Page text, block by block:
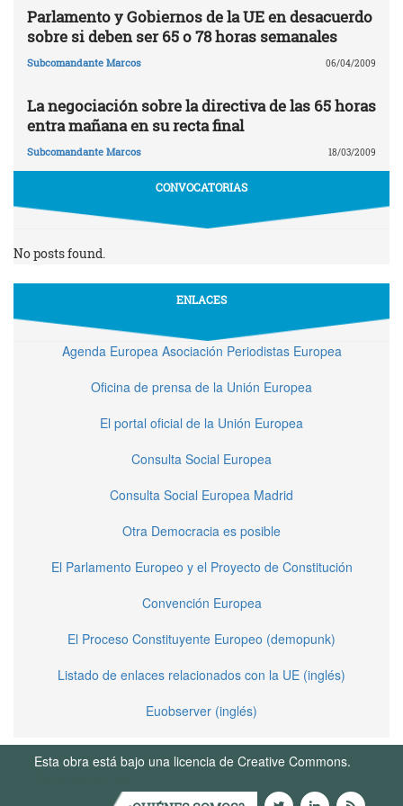
Parlamento y Gobiernos de la UE en desacuerdo
sobre si deben ser 65 o 78 horas semanales
Subcomandante Marcos 06/04/2009
La negociación sobre la directiva de las 65 horas
entra mañana en su recta final
Subcomandante Marcos 18/03/2009
CONVOCATORIAS
No posts found.
ENLACES
Agenda Europea Asociación Periodistas Europea
Oficina de prensa de la Unión Europea
El portal oficial de la Unión Europea
Consulta Social Europea
Consulta Social Europea Madrid
Otra Democracia es posible
El Parlamento Europeo y el Proyecto de Constitución
Convención Europea
El Proceso Constituyente Europeo (demopunk)
Listado de enlaces relacionados con la UE (inglés)
Euobserver (inglés)
Esta obra está bajo una licencia de Creative Commons.